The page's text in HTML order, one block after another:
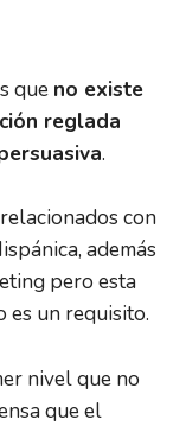
que no existe
reglada
.
con
además
pero esta
es un requisito.
nivel que no
que el